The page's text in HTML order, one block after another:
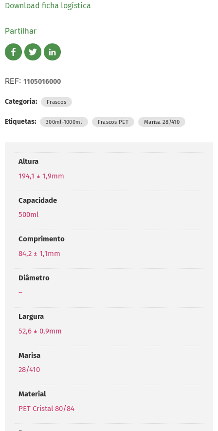
Download ficha logística
Partilhar
REF: 1105016000
Categoria: Frascos
Etiquetas: 300ml-1000ml , Frascos PET , Marisa 28/410
Altura
194,1 ± 1,9mm
Capacidade
500ml
Comprimento
84,2 ± 1,1mm
Diâmetro
–
Largura
52,6 ± 0,9mm
Marisa
28/410
Material
PET Cristal 80/84